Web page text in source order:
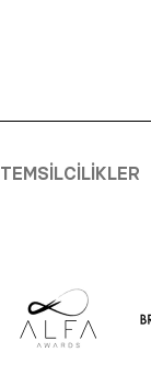
TEMSILCILIKLER